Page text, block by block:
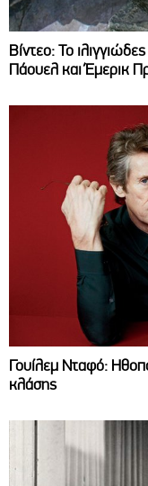
Βίντεο: Το
Πάουελ και Έμερικ
Γουίλεμ Νταφό:
κλάσης